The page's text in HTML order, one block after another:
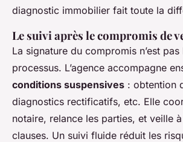
diagnostic immobilier fait toute la
Le suivi après le compromis de
La signature du compromis n’est
processus. L’agence accompagne
conditions suspensives : obtention
diagnostics rectificatifs, etc. Elle
notaire, relance les parties, et veille
clauses. Un suivi fluide réduit les